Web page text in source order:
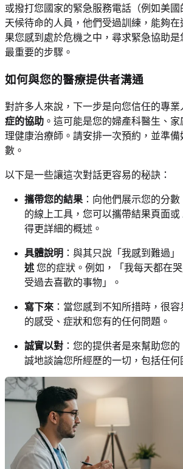
或撥打您國家的緊急服務電話（例如美國
天候待命的人員，他們受過訓練，能夠在
果您感到處於危機之中，尋求緊急協助是
最重要的步驟。
如何與您的醫療提供者溝通
對許多人來說，下一步是向您信任的專業
症的協助 。這可能是您的婦產科醫生、
理健康治療師。請安排一次預約，並準備
數。
以下是一些讓這次對話更容易的秘訣：
攜帶您的結果 ：向他們展示您的分
的線上工具，您可以攜帶結果頁面或
得更詳細的概述。
具體說明 ：與其只說「我感到難過」
述 您的症狀。例如，「我每天都在
受過去喜歡的事物」。
寫下來 ：當您感到不知所措時，很
的感受、症狀和您有的任何問題。
誠實以對 ：您的提供者是來幫助您
誠地談論您所經歷的一切，包括任何